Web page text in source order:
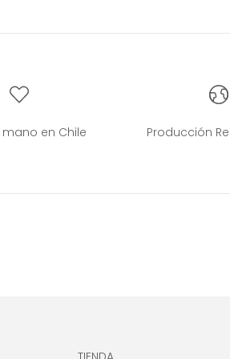
en Chile Producción